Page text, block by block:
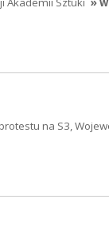
na S3,